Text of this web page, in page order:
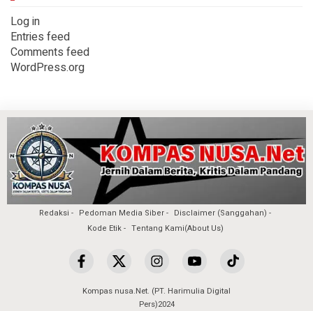
Log in
Entries feed
Comments feed
WordPress.org
Redaksi Pedoman Media Siber
Disclaimer (Sanggahan)
Kode Etik
Tentang Kami(About Us)
Kompas nusa.Net. (PT. Harimulia Digital
Pers)2024